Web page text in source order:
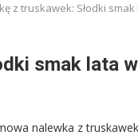
z truskawek: Słodki
smak lata
nalewka z